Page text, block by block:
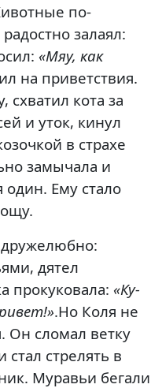
по-
залаял:
«Мяу, как
на приветствия.
схватил кота за
и уток, кинул
в страхе
замычала и
один. Ему стало
дятел
прокуковала: «Ку-
.Но Коля не
Он сломал ветку
стал стрелять в
Муравьи бегали